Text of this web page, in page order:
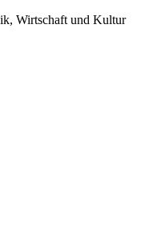
Wirtschaft und Kultur